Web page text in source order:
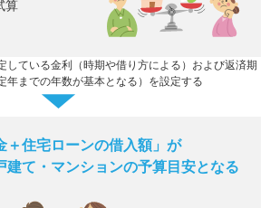
算
ている金利（時期や借り方による）および返済期
年までの年数が基本となる）を設定する
＋住宅ローンの借入額」が
建て・マンションの予算目安となる